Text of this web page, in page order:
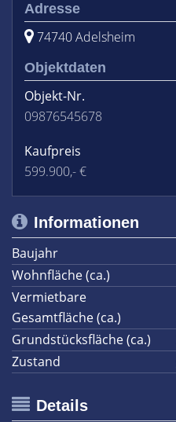
Adresse
74740 Adelsheim
Objektdaten
Objekt-Nr.
09876545678
Kaufpreis
599.900,- €
Informationen
Baujahr
Wohnfläche (ca.)
Vermietbare
Gesamtfläche (ca.)
Grundstücksfläche (ca.)
Zustand
Details